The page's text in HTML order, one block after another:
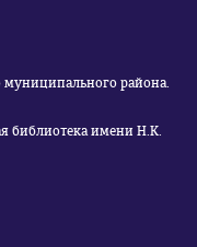
муниципального района.
библиотека имени Н.К.